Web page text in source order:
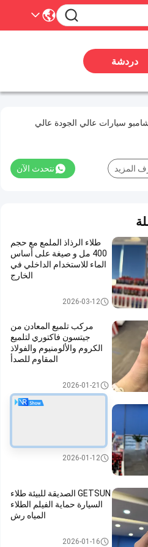
دردشة
سيارات عالي الجودة عالي
نتحدث الآن المزيد
طلاء الرذاذ الملمع مع حجم
400 مل و صيغة على أساس
الماء للاستخدام الداخلي في
الخارج
منتجات العناية بالسيارات
2026-03-12
مركب تلميع المعادن من
جيتسون فاكتوري لتلميع
الكروم والألومنيوم والفولاذ
المقاوم للصدأ
منتجات العناية بالسيارات
2026-01-21
منتجات العناية بالسيارات
2026-01-12
GETSUN الصديقة للبيئة طلاء
السيارة حماية الفيلم الطلاء
المياه رش
منتجات العناية بالسيارات
2026-01-16